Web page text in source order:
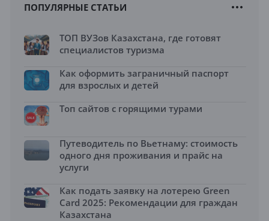
ПОПУЛЯРНЫЕ СТАТЬИ
ТОП ВУЗов Казахстана, где готовят
специалистов туризма
Как оформить заграничный паспорт
для взрослых и детей
Топ сайтов с горящими турами
Путеводитель по Вьетнаму: стоимость
одного дня проживания и прайс на
услуги
Как подать заявку на лотерею Green
Card 2025: Рекомендации для граждан
Казахстана